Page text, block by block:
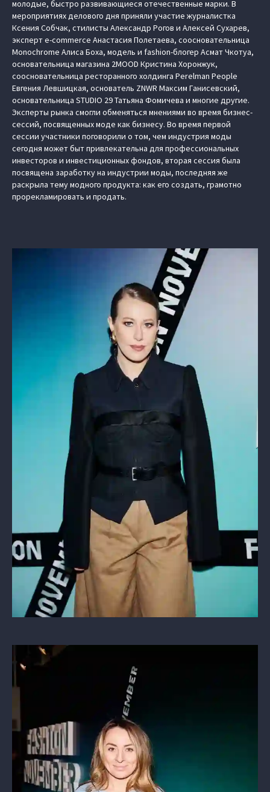
молодые, быстро развивающиеся отечественные марки. В
мероприятиях делового дня приняли участие журналистка
Ксения Собчак, стилисты Александр Рогов и Алексей Сухарев,
эксперт e-commerce Анастасия Полетаева, соосновательница
Monochrome Алиса Боха, модель и fashion-блогер Асмат Чкотуа,
основательница магазина 2MOOD Кристина Хоронжук,
соосновательница ресторанного холдинга Perelman People
Евгения Левшицкая, основатель ZNWR Максим Ганисевский,
основательница STUDIO 29 Татьяна Фомичева и многие другие.
Эксперты рынка смогли обменяться мнениями во время бизнес-
сессий, посвященных моде как бизнесу. Во время первой
сессии участники поговорили о том, чем индустрия моды
сегодня может быт привлекательна для профессиональных
инвесторов и инвестиционных фондов, вторая сессия была
посвящена заработку на индустрии моды, последняя же
раскрыла тему модного продукта: как его создать, грамотно
прорекламировать и продать.